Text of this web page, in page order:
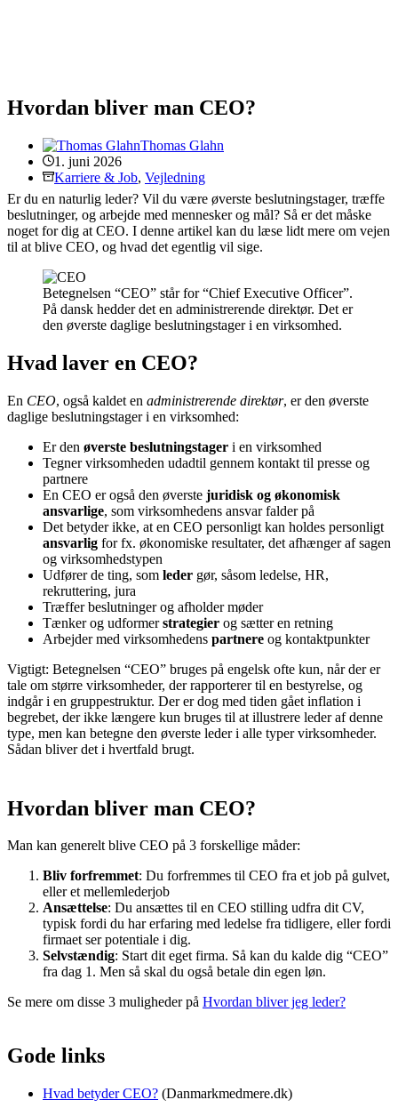
Hvordan bliver man CEO?
Thomas Glahn
1. juni 2026
Karriere & Job, Vejledning
Er du en naturlig leder? Vil du være øverste beslutningstager, træffe
beslutninger, og arbejde med mennesker og mål? Så er det måske
noget for dig at CEO. I denne artikel kan du læse lidt mere om vejen
til at blive CEO, og hvad det egentlig vil sige.
Betegnelsen “CEO” står for “Chief Executive Officer”.
På dansk hedder det en administrerende direktør. Det er
den øverste daglige beslutningstager i en virksomhed.
Hvad laver en CEO?
En CEO, også kaldet en administrerende direktør, er den øverste
daglige beslutningstager i en virksomhed:
Er den øverste beslutningstager i en virksomhed
Tegner virksomheden udadtil gennem kontakt til presse og
partnere
En CEO er også den øverste juridisk og økonomisk
ansvarlige, som virksomhedens ansvar falder på
Det betyder ikke, at en CEO personligt kan holdes personligt
ansvarlig for fx. økonomiske resultater, det afhænger af sagen
og virksomhedstypen
Udfører de ting, som leder gør, såsom ledelse, HR,
rekruttering, jura
Træffer beslutninger og afholder møder
Tænker og udformerstrategier og sætter en retning
Arbejder med virksomhedens partnere og kontaktpunkter
Vigtigt: Betegnelsen “CEO” bruges på engelsk ofte kun, når der er
tale om større virksomheder, der rapporterer til en bestyrelse, og
indgår i en gruppestruktur. Der er dog med tiden gået inflation i
begrebet, der ikke længere kun bruges til at illustrere leder af denne
type, men kan betegne den øverste leder i alle typer virksomheder.
Sådan bliver det i hvertfald brugt.
Hvordan bliver man CEO?
Man kan generelt blive CEO på 3 forskellige måder:
Bliv forfremmet: Du forfremmes til CEO fra et job på gulvet,
eller et mellemlederjob
Ansættelse: Du ansættes til en CEO stilling udfra dit CV,
typisk fordi du har erfaring med ledelse fra tidligere, eller fordi
firmaet ser potentiale i dig.
Selvstændig: Start dit eget firma. Så kan du kalde dig “CEO”
fra dag 1. Men så skal du også betale din egen løn.
Se mere om disse 3 muligheder på Hvordan bliver jeg leder?
Gode links
Hvad betyder CEO? (Danmarkmedmere.dk)